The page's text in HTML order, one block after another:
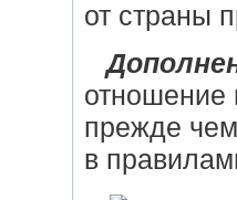
от страны
отношение
прежде
в